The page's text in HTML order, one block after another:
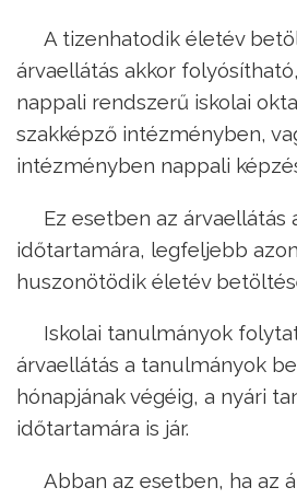
A tizenhatodik életév
árvaellátás akkor
nappali rendszerű iskolai
szakképző intézményben,
intézményben nappali
Ez esetben az árvaellátás
időtartamára, legfeljebb
huszonötödik életév
Iskolai tanulmányok
árvaellátás a tanulmányok
hónapjának végéig, a nyári
időtartamára is jár.
Abban az esetben, ha az